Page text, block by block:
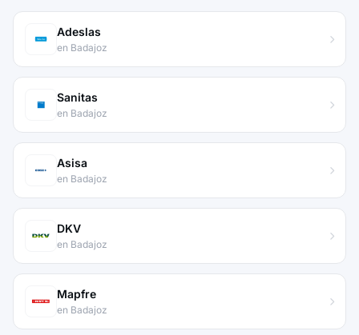
Adeslas
en Badajoz
Sanitas
en Badajoz
Asisa
en Badajoz
DKV
en Badajoz
Mapfre
en Badajoz